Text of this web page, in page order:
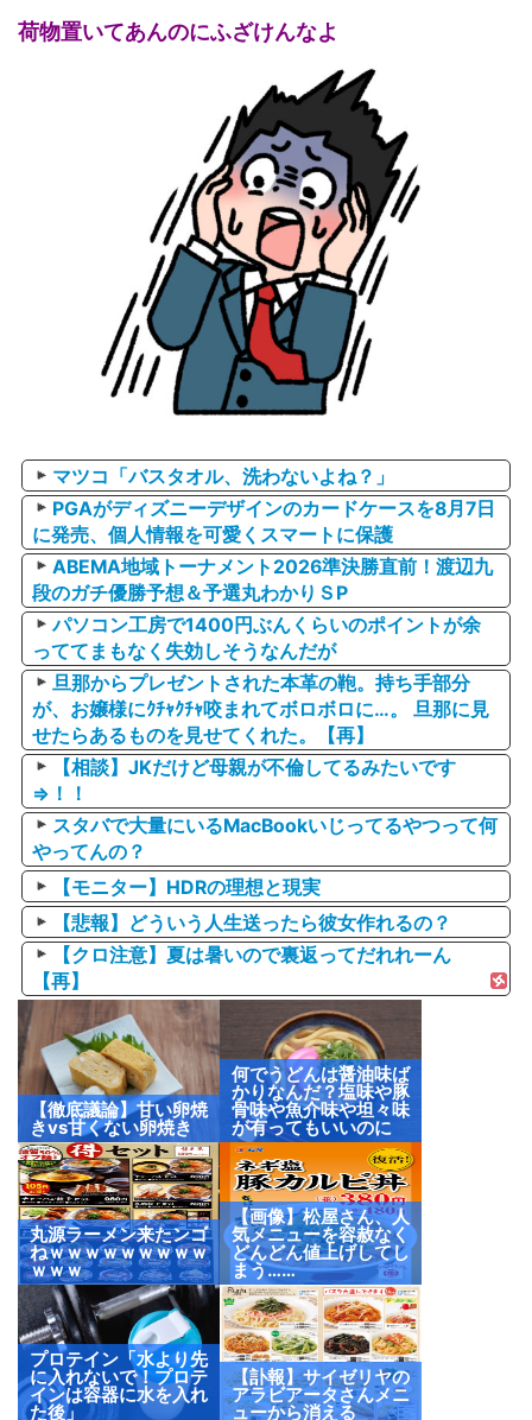
荷物置いてあんのにふざけんなよ
マツコ「バスタオル、洗わないよね？」
PGAがディズニーデザインのカードケースを8月7日
に発売、個人情報を可愛くスマートに保護
ABEMA地域トーナメント2026準決勝直前！渡辺九
段のガチ優勝予想＆予選丸わかりＳP
パソコン工房で1400円ぶんくらいのポイントが余
っててまもなく失効しそうなんだが
旦那からプレゼントされた本革の鞄。持ち手部分
が、お嬢様にｸﾁｬｸﾁｬ咬まれてボロボロに…。 旦那に見
せたらあるものを見せてくれた。【再】
【相談】JKだけど母親が不倫してるみたいです
⇒！！
スタバで大量にいるMacBookいじってるやつって何
やってんの？
【モニター】HDRの理想と現実
【悲報】どういう人生送ったら彼女作れるの？
【クロ注意】夏は暑いので裏返ってだれれーん
【再】
【徹底議論】甘い卵焼
きvs甘くない卵焼き
何でうどんは醤油味ば
かりなんだ？塩味や豚
骨味や魚介味や坦々味
が有ってもいいのに
丸源ラーメン来たンゴ
ねｗｗｗｗｗｗｗｗｗ
ｗｗｗ
【画像】松屋さん、人
気メニューを容赦なく
どんどん値上げしてし
まう……
プロテイン「水より先
に入れないで！プロテ
インは容器に水を入れ
た後」
【訃報】サイゼリヤの
アラビアータさんメニ
ューから消える